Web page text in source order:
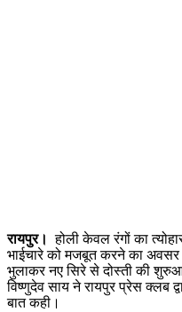
रायपुर। होली केवल रंगों का
भाईचारे को मजबूत करने का अवसर
भुलाकर नए सिरे से दोस्ती की
विष्णुदेव साय ने रायपुर प्रेस क्लब
बात कही।